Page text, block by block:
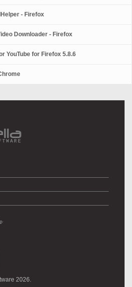
- Firefox
Downloader - Firefox
YouTube for Firefox 5.8.6
2026.